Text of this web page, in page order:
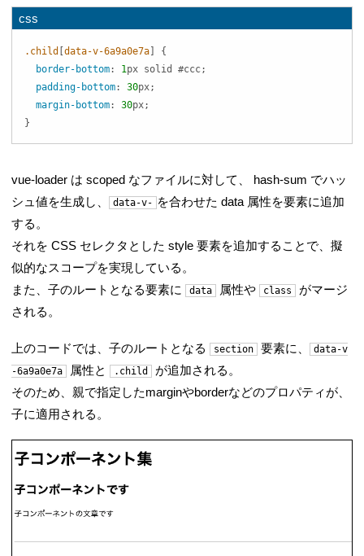
css
.child data-v-6a9a0e7a
{
border-bottom: 1px solid #ccc;
padding-bottom: 30px;
margin-bottom: 30px;
}
vue-loader は scoped なファイルに対して、 hash-sum でハッ
シュ値を生成し、
data-v- を合わせた data 属性を要素に追加
する。
それを CSS セレクタとした style 要素を追加することで、擬
似的なスコープを実現している。
また、子のルートとなる要素に
data 属性や class
がマージ
される。
上のコードでは、子のルートとなる section 要素に、
data-v
-6a9a0e7a
属性と .child
が追加される。
そのため、親で指定したmarginやborderなどのプロパティが、
子に適用される。